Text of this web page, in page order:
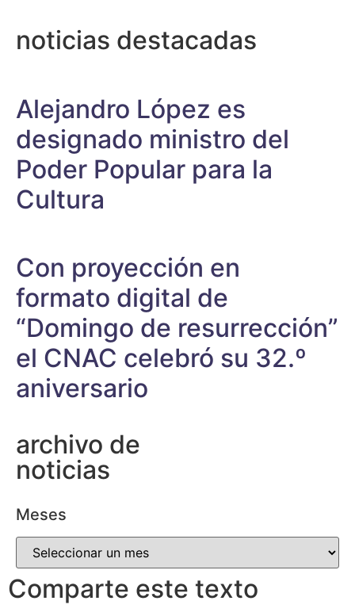
noticias destacadas
Alejandro López es
designado ministro del
Poder Popular para la
Cultura
Con proyección en
formato digital de
“Domingo de resurrección”
el CNAC celebró su 32.º
aniversario
archivo de
noticias
Meses
Comparte este texto